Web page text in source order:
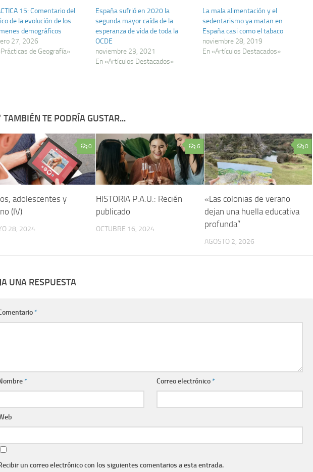
15: Comentario del
de la evolución de los
demográficos
27, 2026
de Geografía»
España sufrió en 2020 la
segunda mayor caída de la
esperanza de vida de toda la
OCDE
noviembre 23, 2021
En «Artículos Destacados»
La mala alimentación y el
sedentarismo ya matan en
España casi como el tabaco
noviembre 28, 2019
En «Artículos Destacados»
TAMBIÉN TE PODRÍA GUSTAR...
0
adolescentes y
(IV)
28, 2024
6
HISTORIA P.A.U.: Recién
publicado
OCTUBRE 16, 2024
0
«Las colonias de verano
dejan una huella educativa
profunda”
AGOSTO 2, 2026
UNA RESPUESTA
*
* Correo electrónico*
un correo electrónico con los siguientes comentarios a esta entrada.